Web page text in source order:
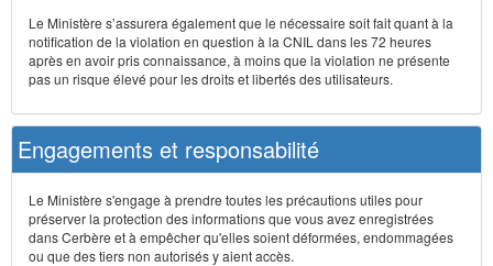
Le Ministère s’assurera également que le nécessaire soit fait quant à la
notification de la violation en question à la CNIL dans les 72 heures
après en avoir pris connaissance, à moins que la violation ne présente
pas un risque élevé pour les droits et libertés des utilisateurs.
Engagements et responsabilité
Le Ministère s'engage à prendre toutes les précautions utiles pour
préserver la protection des informations que vous avez enregistrées
dans Cerbère et à empêcher qu'elles soient déformées, endommagées
ou que des tiers non autorisés y aient accès.